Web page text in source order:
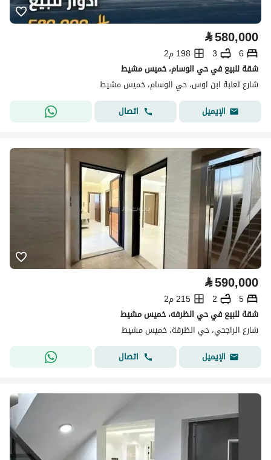
⃁580,000
6
3
198 م2
شقة للبيع في حي الوسام، خميس مشيط
شارع ثعلبة ابن اوس، حي الوسام، خميس مشيط
الإيميل
اتصال
⃁590,000
5
2
215 م2
شقة للبيع في حي الظرفه، خميس مشيط
شارع الراجحي، حي الظرفة، خميس مشيط
الإيميل
اتصال